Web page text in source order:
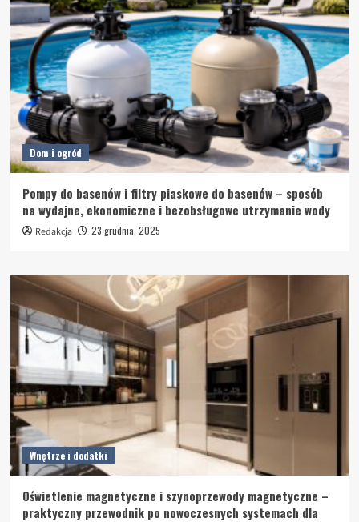
Dom i ogród
Pompy do basenów i filtry piaskowe do basenów – sposób
na wydajne, ekonomiczne i bezobsługowe utrzymanie wody
Redakcja 23 grudnia, 2025
Wnętrze i dodatki
Oświetlenie magnetyczne i szynoprzewody magnetyczne –
praktyczny przewodnik po nowoczesnych systemach dla